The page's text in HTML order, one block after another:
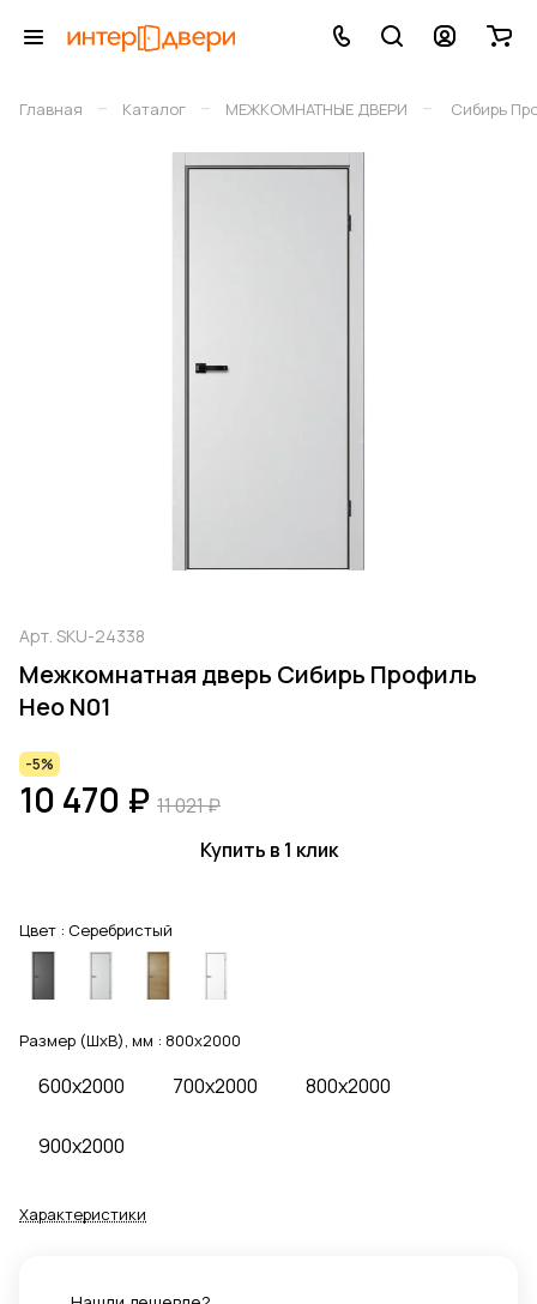
Главная – Каталог – МЕЖКОМНАТНЫЕ ДВЕРИ – Сибирь
Арт. SKU-24338
Межкомнатная дверь Сибирь Профиль
Нео N01
-5%
10 470 ₽ 11 021 ₽
Купить в 1 клик
Цвет : Серебристый
Размер (ШхВ), мм : 800x2000
600x2000 700x2000 800x2000
900x2000
Характеристики